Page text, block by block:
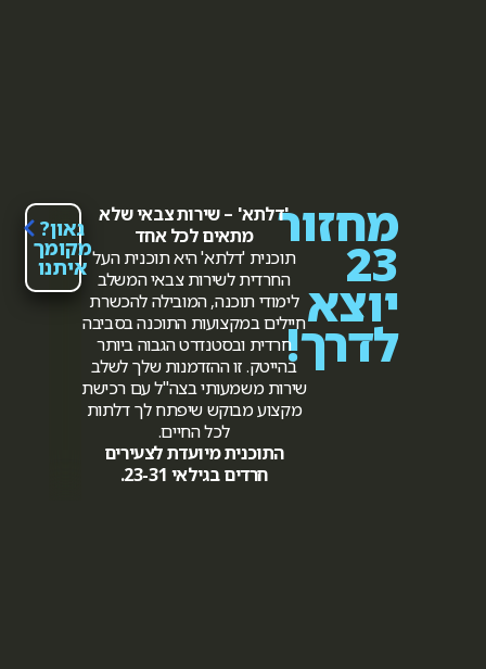
מחזור
23
יוצא
לדרך!
'דלתא' – שירות צבאי שלא
מתאים לכל אחד
תוכנית 'דלתא' היא תוכנית העל
החרדית לשירות צבאי המשלב
לימודי תוכנה, המובילה להכשרת
חיילים במקצועות התוכנה בסביבה
חרדית ובסטנדרט הגבוה ביותר
בהייטק.זו ההזדמנות שלך לשלב
שירות משמעותי בצה"ל עם רכישת
מקצוע מבוקש שיפתח לך דלתות
לכל החיים.
התוכנית מיועדת לצעירים
חרדים בגילאי 23-31.
גאון?
מקומך
איתנו